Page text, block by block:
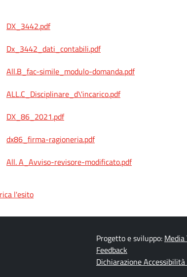
DX_3442.pdf
Dx_3442_dati_contabili.pdf
All.B_fac-simile_modulo-domanda.pdf
ALL.C_Disciplinare_d\'incarico.pdf
DX_86_2021.pdf
dx86_firma-ragioneria.pdf
All. A_Avviso-revisore-modificato.pdf
l'esito
Progetto e sviluppo: Media
Feedback
Dichiarazione Accessibilità